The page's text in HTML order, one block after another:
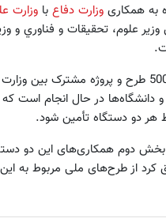
به همکاری وزارت دفاع با وزارت
علوم، تحقيقات و فناوري و
وی افزود: در حال حاضر بیش از يك هزار و 500 طرح و
دانشگاه‌ها در حال انجام است
هر دو دستگاه تأمین شود.
بخش دوم همکاری‌های این دو
در بزرگترین جشنواره ایمپلنت
پر کنید ! | فقط ۲۵ میلیون
رزرورایگان نوبت